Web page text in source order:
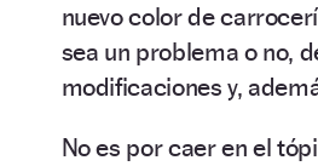
nuevo color de
sea un problema o no,
modificaciones y,
No es por caer en el